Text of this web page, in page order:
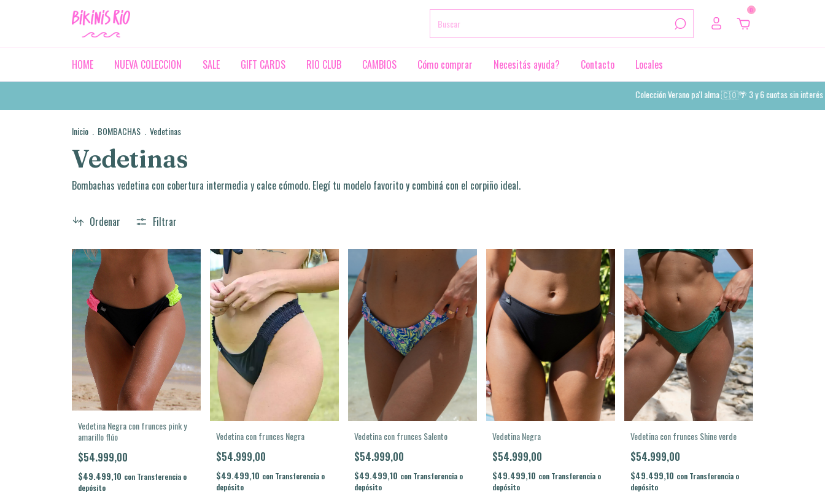
0
HOME NUEVA COLECCION SALE GIFT CARDS RIO CLUB CAMBIOS Cómo comprar Necesitás ayuda? Contacto Locales
Colección Verano pa'l alma 🇨🇴🌴 3 y 6 cuotas sin interés 💳 - 10% off
Inicio BOMBACHAS Vedetinas
Vedetinas
Bombachas vedetina con cobertura intermedia y calce cómodo. Elegí tu modelo favorito y combiná con el corpiño ideal.
Ordenar Filtrar
Vedetina Negra con frunces pink y
amarillo flúo
$54.999,00
$49.499,10 con Transferencia o
depósito
Vedetina con frunces Negra
$54.999,00
$49.499,10 con Transferencia o
depósito
Vedetina con frunces Salento
$54.999,00
$49.499,10 con Transferencia o
depósito
Vedetina Negra
$54.999,00
$49.499,10 con Transferencia o
depósito
Vedetina con frunces Shine verde
$54.999,00
$49.499,10 con Transferencia o
depósito